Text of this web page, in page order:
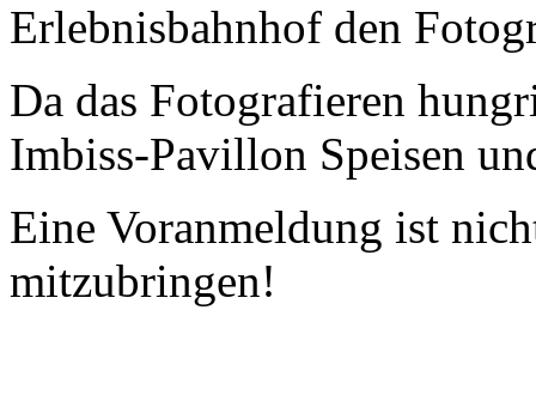
Erlebnisbahnhof den
Da das Fotografieren
Imbiss-Pavillon Speisen
Eine Voranmeldung ist
mitzubringen!